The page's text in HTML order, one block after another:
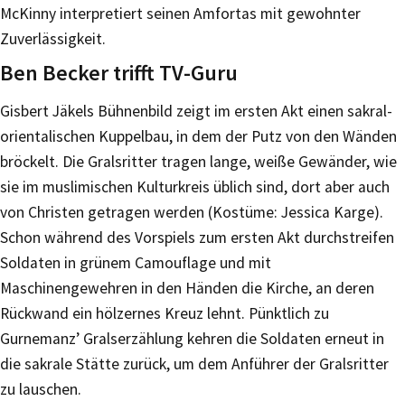
McKinny interpretiert seinen Amfortas mit gewohnter
Zuverlässigkeit.
Ben Becker trifft TV-Guru
Gisbert Jäkels Bühnenbild zeigt im ersten Akt einen sakral-
orientalischen Kuppelbau, in dem der Putz von den Wänden
bröckelt. Die Gralsritter tragen lange, weiße Gewänder, wie
sie im muslimischen Kulturkreis üblich sind, dort aber auch
von Christen getragen werden (Kostüme: Jessica Karge).
Schon während des Vorspiels zum ersten Akt durchstreifen
Soldaten in grünem Camouflage und mit
Maschinengewehren in den Händen die Kirche, an deren
Rückwand ein hölzernes Kreuz lehnt. Pünktlich zu
Gurnemanz’ Gralserzählung kehren die Soldaten erneut in
die sakrale Stätte zurück, um dem Anführer der Gralsritter
zu lauschen.